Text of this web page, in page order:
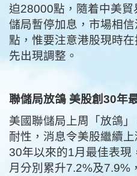
迫28000點，隨着中美
儲局暫停加息，市場相
點，惟要注意港股現時
先出現調整。
聯儲局放鴿 美股創30年
美國聯儲局上周「放鴿
耐性，消息令美股繼續
30年以來的1月最佳表現
月分別累升7.2%及7.9%